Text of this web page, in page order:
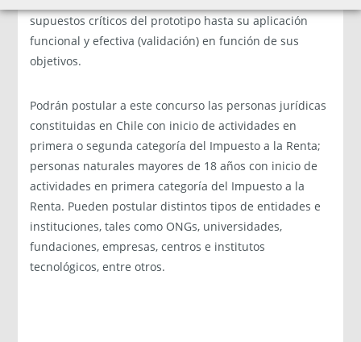
supuestos críticos del prototipo hasta su aplicación
funcional y efectiva (validación) en función de sus
objetivos.
Podrán postular a este concurso las personas jurídicas
constituidas en Chile con inicio de actividades en
primera o segunda categoría del Impuesto a la Renta;
personas naturales mayores de 18 años con inicio de
actividades en primera categoría del Impuesto a la
Renta. Pueden postular distintos tipos de entidades e
instituciones, tales como ONGs, universidades,
fundaciones, empresas, centros e institutos
tecnológicos, entre otros.